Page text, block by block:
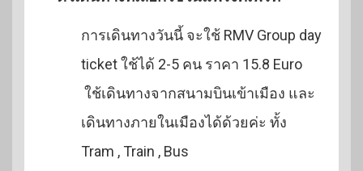
การเดินทางวันนี้ จะใช้ RMV Group day
ticket ใช้ได้ 2-5 คน ราคา 15.8 Euro
ใช้เดินทางจากสนามบินเข้าเมือง และ
เดินทางภายในเมืองได้ด้วยค่ะ ทั้ง
Tram , Train , Bus